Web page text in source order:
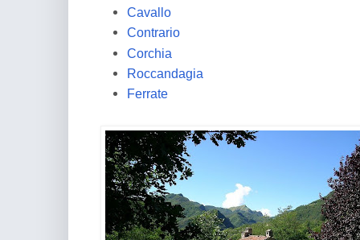
Cavallo
Contrario
Corchia
Roccandagia
Ferrate